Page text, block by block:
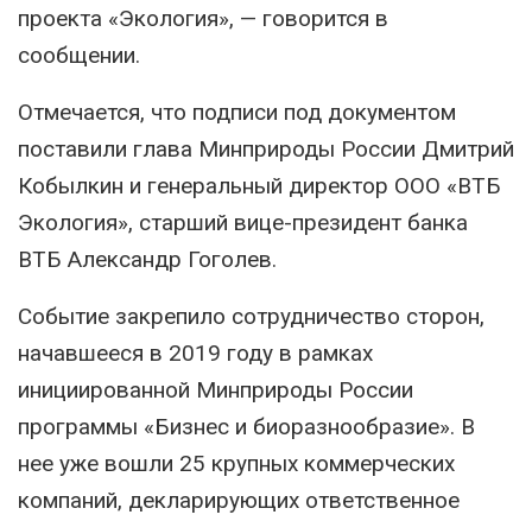
проекта «Экология», — говорится в
сообщении.
Отмечается, что подписи под документом
поставили глава Минприроды России Дмитрий
Кобылкин и генеральный директор ООО «ВТБ
Экология», старший вице-президент банка
ВТБ Александр Гоголев.
Событие закрепило сотрудничество сторон,
начавшееся в 2019 году в рамках
инициированной Минприроды России
программы «Бизнес и биоразнообразие». В
нее уже вошли 25 крупных коммерческих
компаний, декларирующих ответственное